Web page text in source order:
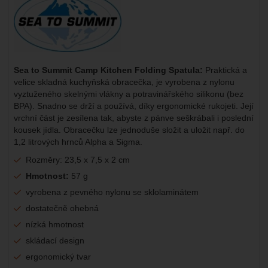
Sea to Summit Camp Kitchen Folding Spatula: Praktická a
velice skladná kuchyňská obracečka, je vyrobena z nylonu
vyztuženého skelnými vlákny a potravinářského silikonu (bez
BPA). Snadno se drží a používá, díky ergonomické rukojeti. Její
vrchní část je zesílena tak, abyste z pánve seškrábali i poslední
kousek jídla. Obracečku lze jednoduše složit a uložit např. do
1,2 litrových hrnců Alpha a Sigma.
Rozměry: 23,5 x 7,5 x 2 cm
Hmotnost: 57 g
vyrobena z pevného nylonu se sklolaminátem
dostatečně ohebná
nízká hmotnost
skládací design
ergonomický tvar